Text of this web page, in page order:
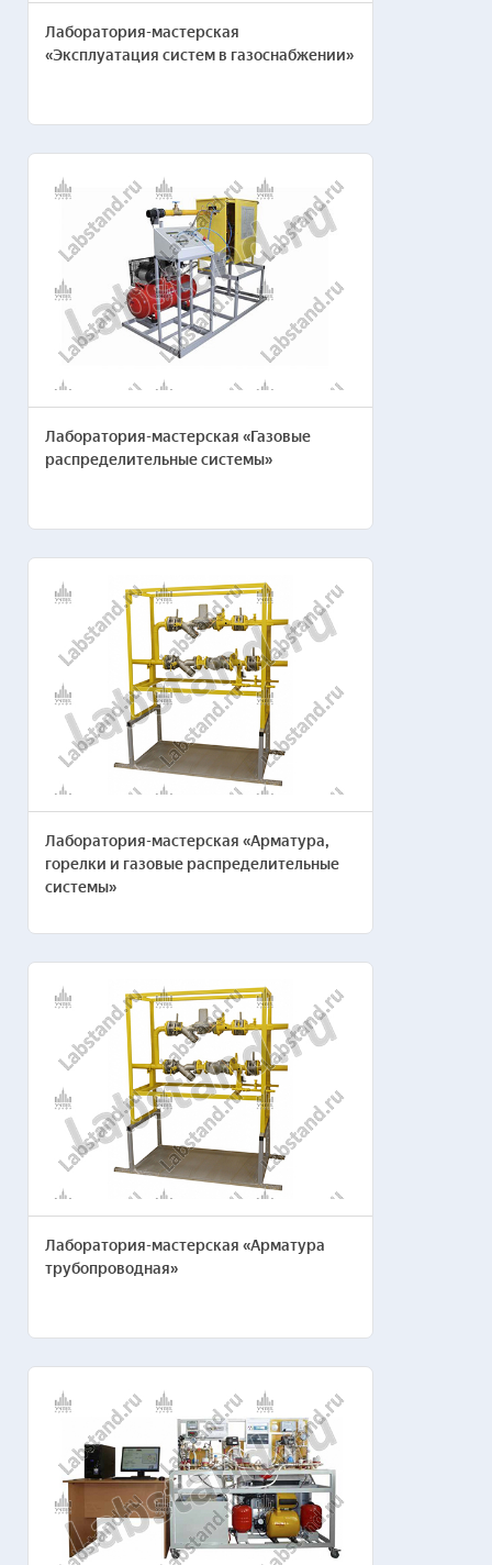
Лаборатория-мастерская
«Эксплуатация систем в газоснабжении»
Лаборатория-мастерская «Газовые
распределительные системы»
Лаборатория-мастерская «Арматура,
горелки и газовые распределительные
системы»
Лаборатория-мастерская «Арматура
трубопроводная»
Пожелания по
комплектации
лаборатории
Направление
Ширина/длина помещения в метрах
Количество рабочих мест*
Бюджет, руб. (ориентировочный)*
Ваше имя*
Номер телефона*